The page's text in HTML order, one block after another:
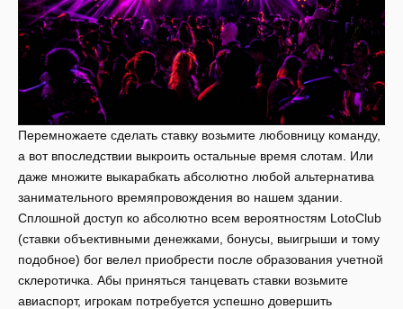
Перемножаете сделать ставку возьмите любовницу команду,
а вот впоследствии выкроить остальные время слотам. Или
даже множите выкарабкать абсолютно любой альтернатива
занимательного времяпровождения во нашем здании.
Сплошной доступ ко абсолютно всем вероятностям LotoClub
(ставки объективными денежками, бонусы, выигрыши и тому
подобное) бог велел приобрести после образования учетной
склеротичка. Абы приняться танцевать ставки возьмите
авиаспорт, игрокам потребуется успешно довершить